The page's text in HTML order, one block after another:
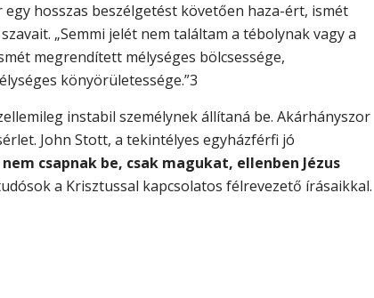
hosszas beszélgetést követően haza-ért, ismét
„Semmi jelét nem találtam a tébolynak vagy a
megrendített mélységes bölcsessége,
könyörületessége.”3
instabil személynek állítaná be. Akárhányszor
John Stott, a tekintélyes egyházférfi jó
csapnak be, csak magukat, ellenben Jézus
a Krisztussal kapcsolatos félrevezető írásaikkal.